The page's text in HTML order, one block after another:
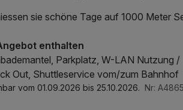
sie schöne Tage auf 1000 Meter
enthalten
Parkplatz, W-LAN Nutzung
Out, Shuttleservice vom/zum Bahnhof
vom 01.09.2026 bis 25.10.2026. Nr: